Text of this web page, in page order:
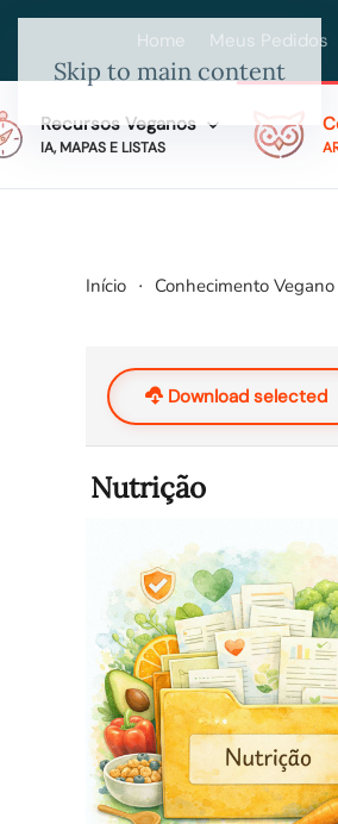
Skip to main content
Home Meus Pedidos
Recursos Veganos
IA, MAPAS E LISTAS
Início Conhecimento Vegano
Download selected
Nutrição